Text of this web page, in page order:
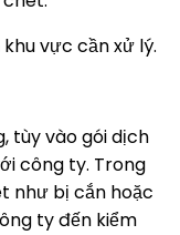
vực cần xử lý.
tùy vào gói dịch
công ty. Trong
như bị cắn hoặc
ty đến kiểm